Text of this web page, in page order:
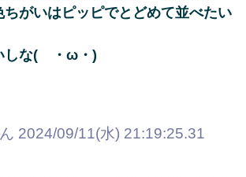
ちがいはピッピでとどめて並べたい
しな( ・ω・)
2024/09/11(水) 21:19:25.31